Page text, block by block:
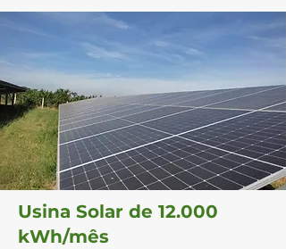
Usina Solar de 12.000
kWh/mês